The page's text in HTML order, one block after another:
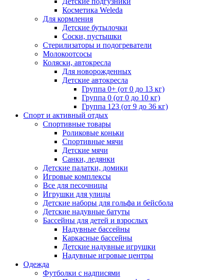
Косметика Weleda
Для кормления
Детские бутылочки
Соски, пустышки
Стерилизаторы и подогреватели
Молокоотсосы
Коляски, автокресла
Для новорожденных
Детские автокресла
Группа 0+ (от 0 до 13 кг)
Группа 0 (от 0 до 10 кг)
Группа 123 (от 9 до 36 кг)
Спорт и активный отдых
Спортивные товары
Роликовые коньки
Спортивные мячи
Детские мячи
Санки, ледянки
Детские палатки, домики
Игровые комплексы
Все для песочницы
Игрушки для улицы
Детские наборы для гольфа и бейсбола
Детские надувные батуты
Бассейны для детей и взрослых
Надувные бассейны
Каркасные бассейны
Детские надувные игрушки
Надувные игровые центры
Одежда
Футболки с надписями